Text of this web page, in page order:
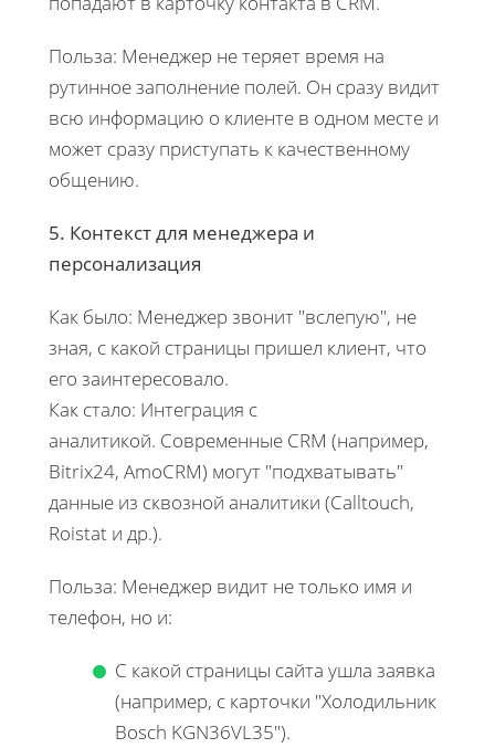
Польза: Менеджер не теряет время на
рутинное заполнение полей. Он сразу видит
всю информацию о клиенте в одном месте и
может сразу приступать к качественному
общению.
5. Контекст для менеджера и
персонализация
Как было: Менеджер звонит "вслепую", не
зная, с какой страницы пришел клиент, что
его заинтересовало.
Как стало: Интеграция с
аналитикой. Современные CRM (например,
Bitrix24, AmoCRM) могут "подхватывать"
данные из сквозной аналитики (Calltouch,
Roistat и др.).
Польза: Менеджер видит не только имя и
телефон, но и:
С какой страницы сайта ушла заявка
(например, с карточки "Холодильник
Bosch KGN36VL35").